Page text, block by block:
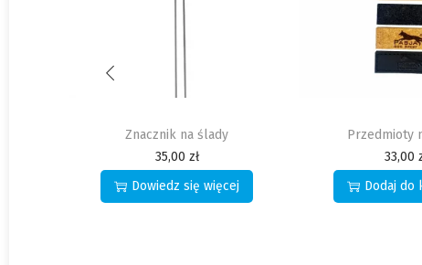
Przedmioty na ślady
33,00 zł
Dodaj do koszyka
Linka na ślady
neonowy
zł
Dowiedz